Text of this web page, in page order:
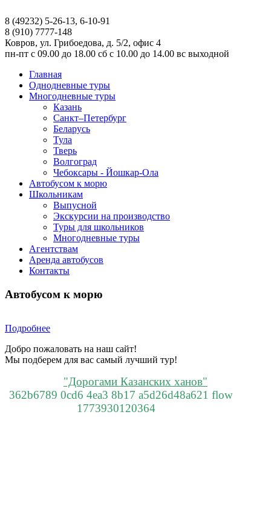
8 (49232) 5-26-13, 6-10-91
8 (910) 7777-148
Ковров, ул. Грибоедова, д. 5/2, офис 4
пн-пт с 09.00 до 18.00 сб с 10.00 до 14.00 вс выходной
Главная
Однодневные туры
Многодневные туры
Казань
Санкт–Петербург
Беларусь
Тула
Тверь
Волгоград
Чебоксары - Йошкар-Ола
Автобусом к морю
Школьникам
Выпусной
Экскурсии на производство
Туры для школьников
Многодневные туры
Агентствам
Аренда автобусов
Контакты
Автобусом к морю
Подробнее
Добро пожаловать на наш сайт!
Мы подберем для вас самый лучший тур!
"Дорогами Казанских ханов"